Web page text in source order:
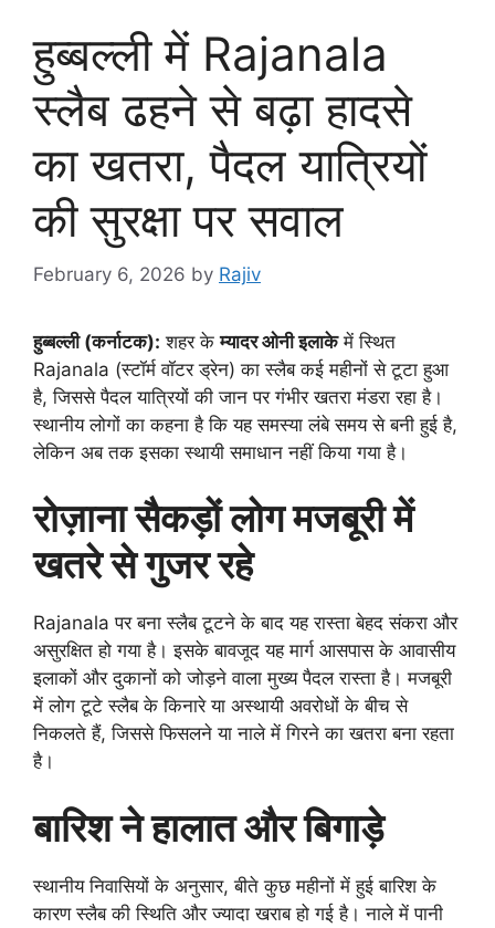
हुब्बल्ली में Rajanala
स्लैब ढहने से बढ़ा हादसे
का खतरा, पैदल यात्रियों
की सुरक्षा पर सवाल
February 6, 2026 by Rajiv
हुब्बल्ली (कर्नाटक): शहर केम्यादर ओनी इलाकेमें स्थित
Rajanala (स्टॉर्म वॉटर ड्रेन) का स्लैब कई महीनों से टूटा हुआ
है, जिससे पैदल यात्रियों की जान पर गंभीर खतरा मंडरा रहा है।
स्थानीय लोगों का कहना है कि यह समस्या लंबे समय से बनी हुई है,
लेकिन अब तक इसका स्थायी समाधान नहीं किया गया है।
रोज़ाना सैकड़ों लोग मजबूरी में
खतरे से गुजर रहे
Rajanala पर बना स्लैब टूटने के बाद यह रास्ता बेहद संकरा और
असुरक्षित हो गया है। इसके बावजूद यह मार्ग आसपास के आवासीय
इलाकों और दुकानों को जोड़ने वाला मुख्य पैदल रास्ता है। मजबूरी
में लोग टूटे स्लैब के किनारे या अस्थायी अवरोधों के बीच से
निकलते हैं, जिससे फिसलने या नाले में गिरने का खतरा बना रहता
है।
बारिश ने हालात और बिगाड़े
स्थानीय निवासियों के अनुसार, बीते कुछ महीनों में हुई बारिश के
कारण स्लैब की स्थिति और ज्यादा खराब हो गई है। नाले में पानी